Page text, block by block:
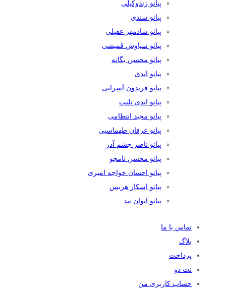
پیانو زندوکیلی
پیانو سندی
پیانو شادمهر عقیلی
پیانو سیاوش قمیشی
پیانو محسن یگانه
پیانو اندی
پیانو فریدون آسرایی
پیانو اندی تلنت
پیانو مجید انتظامی
پیانو عرفان طهماسبی
پیانو ناصر چشم آذر
پیانو محسن نامجو
پیانو احسان خواجه امیری
پیانو اسکار هریس
پیانو ایوان بند
تماس با ما
بلاگ
پرداخت
نت دو
حساب کاربری من